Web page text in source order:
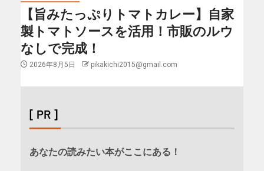
【旨みたっぷりトマトカレー】自家
製トマトソースを活用！市販のルウ
なしで完成！
2026年8月5日 pikakichi2015@gmail.com
[ PR ]
あなたの読みたい本がここにある！